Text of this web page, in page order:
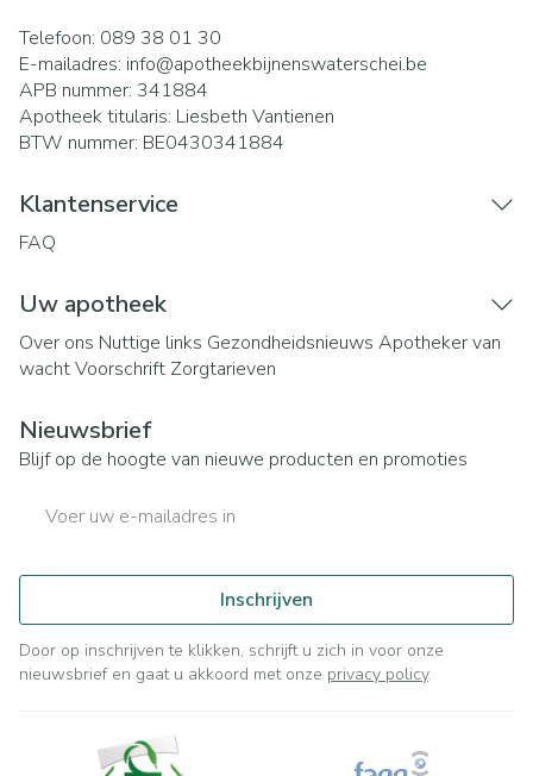
Telefoon: 089 38 01 30
E-mailadres: info@apotheekbijnenswaterschei.be
APB nummer: 341884
Apotheek titularis: Liesbeth Vantienen
BTW nummer: BE0430341884
Klantenservice
FAQ
Uw apotheek
Over ons Nuttige links Gezondheidsnieuws Apotheker van
wachtVoorschrift Zorgtarieven
Nieuwsbrief
Blijf op de hoogte van nieuwe producten en promoties
Inschrijven
Door op inschrijven te klikken, schrijft u zich in voor onze
nieuwsbrief en gaat u akkoord met onze privacy policy.